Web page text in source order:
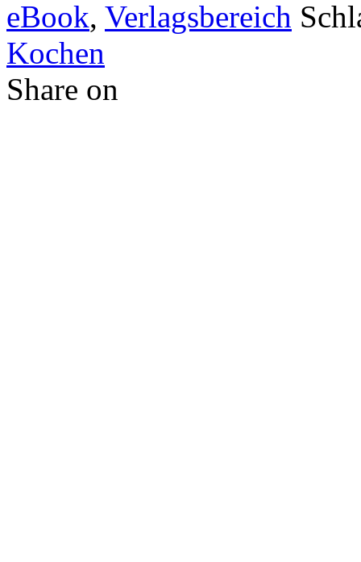
eBook, Verlagsbereich
Kochen
Share on